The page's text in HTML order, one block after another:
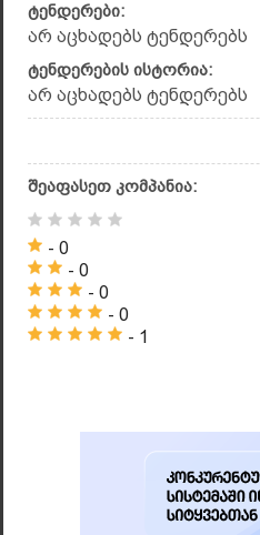
ტენდერები:
არ აცხადებს ტენდერებს
ტენდერების ისტორია:
არ აცხადებს ტენდერებს
შეაფასეთ კომპანია:
- 0
- 0
- 0
- 0
- 1